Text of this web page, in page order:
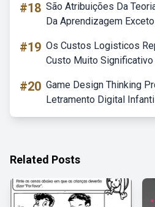
#18 São Atribuições Da
Da Aprendizagem Exceto
#19 Os Custos Logisticos
Custo Muito Significativo
#20 Game Design Thinking
Letramento Digital
Related Posts